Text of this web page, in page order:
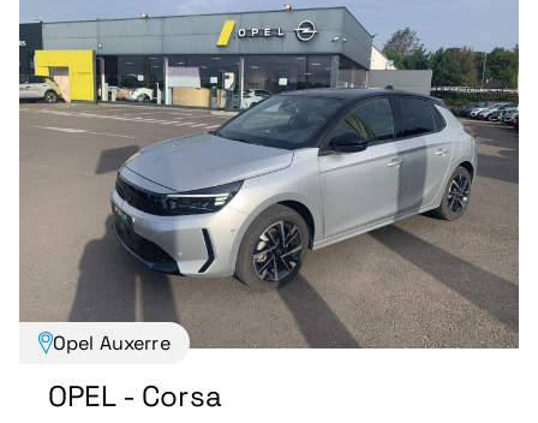
Opel Auxerre
OPEL - Corsa